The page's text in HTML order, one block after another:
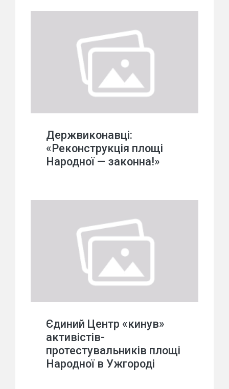
Держвиконавці:
«Реконструкція площі
Народної — законна!»
Єдиний Центр «кинув»
активістів-
протестувальників площі
Народної в Ужгороді